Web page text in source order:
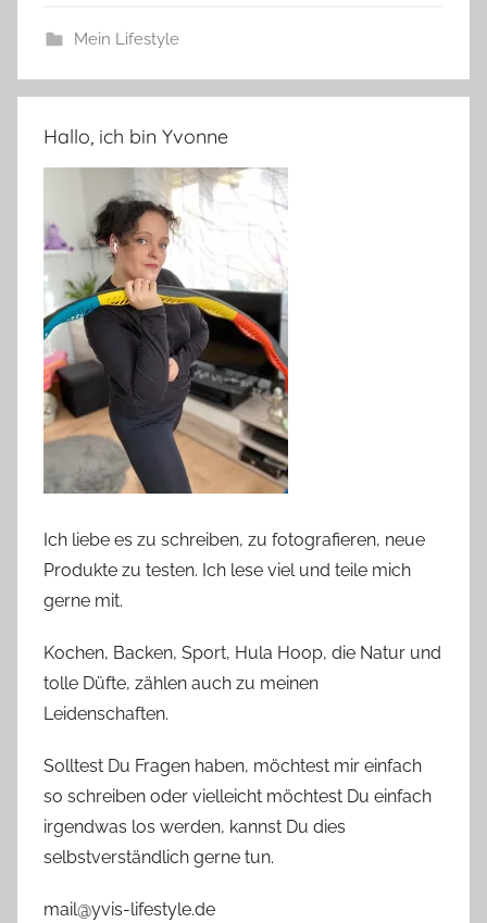
Mein Lifestyle
Hallo, ich bin Yvonne
Ich liebe es zu schreiben, zu fotografieren, neue
Produkte zu testen. Ich lese viel und teile mich
gerne mit.
Kochen, Backen, Sport, Hula Hoop, die Natur und
tolle Düfte, zählen auch zu meinen
Leidenschaften.
Solltest Du Fragen haben, möchtest mir einfach
so schreiben oder vielleicht möchtest Du einfach
irgendwas los werden, kannst Du dies
selbstverständlich gerne tun.
mail@yvis-lifestyle.de